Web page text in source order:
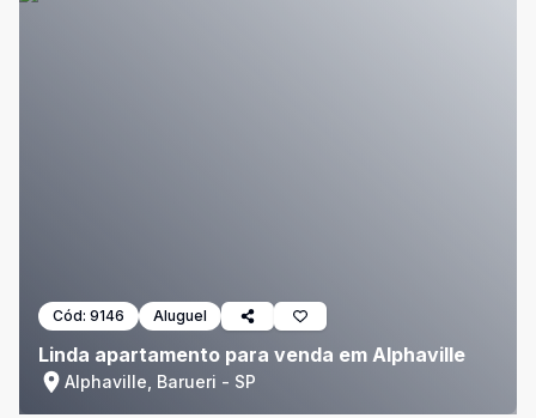
Cód: 9146 Aluguel
Linda apartamento para venda em Alphaville
Alphaville, Barueri - SP